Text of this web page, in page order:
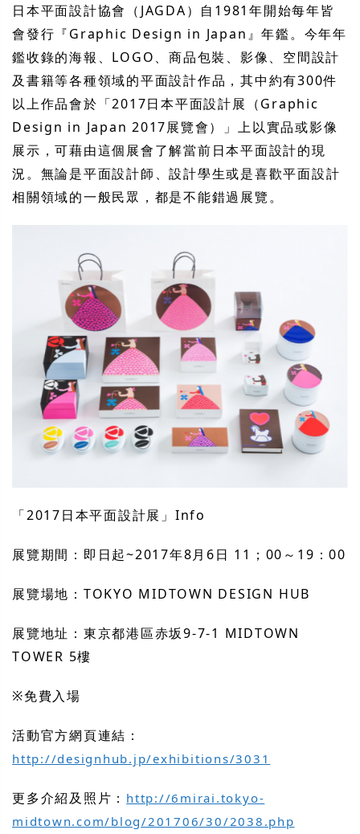
日本平面設計協會（JAGDA）自1981年開始每年皆
會發行『Graphic Design in Japan』年鑑。今年年
鑑收錄的海報、LOGO、商品包裝、影像、空間設計
及書籍等各種領域的平面設計作品，其中約有300件
以上作品會於「2017日本平面設計展（Graphic
Design in Japan 2017展覽會）」上以實品或影像
展示，可藉由這個展會了解當前日本平面設計的現
況。無論是平面設計師、設計學生或是喜歡平面設計
相關領域的一般民眾，都是不能錯過展覽。
「2017日本平面設計展」Info
展覽期間：即日起~2017年8月6日 11；00～19：00
展覽場地：TOKYO MIDTOWN DESIGN HUB
展覽地址：東京都港區赤坂9-7-1 MIDTOWN
TOWER 5樓
※免費入場
活動官方網頁連結：
http://designhub.jp/exhibitions/3031
更多介紹及照片： http://6mirai.tokyo-
midtown.com/blog/201706/30/2038.php